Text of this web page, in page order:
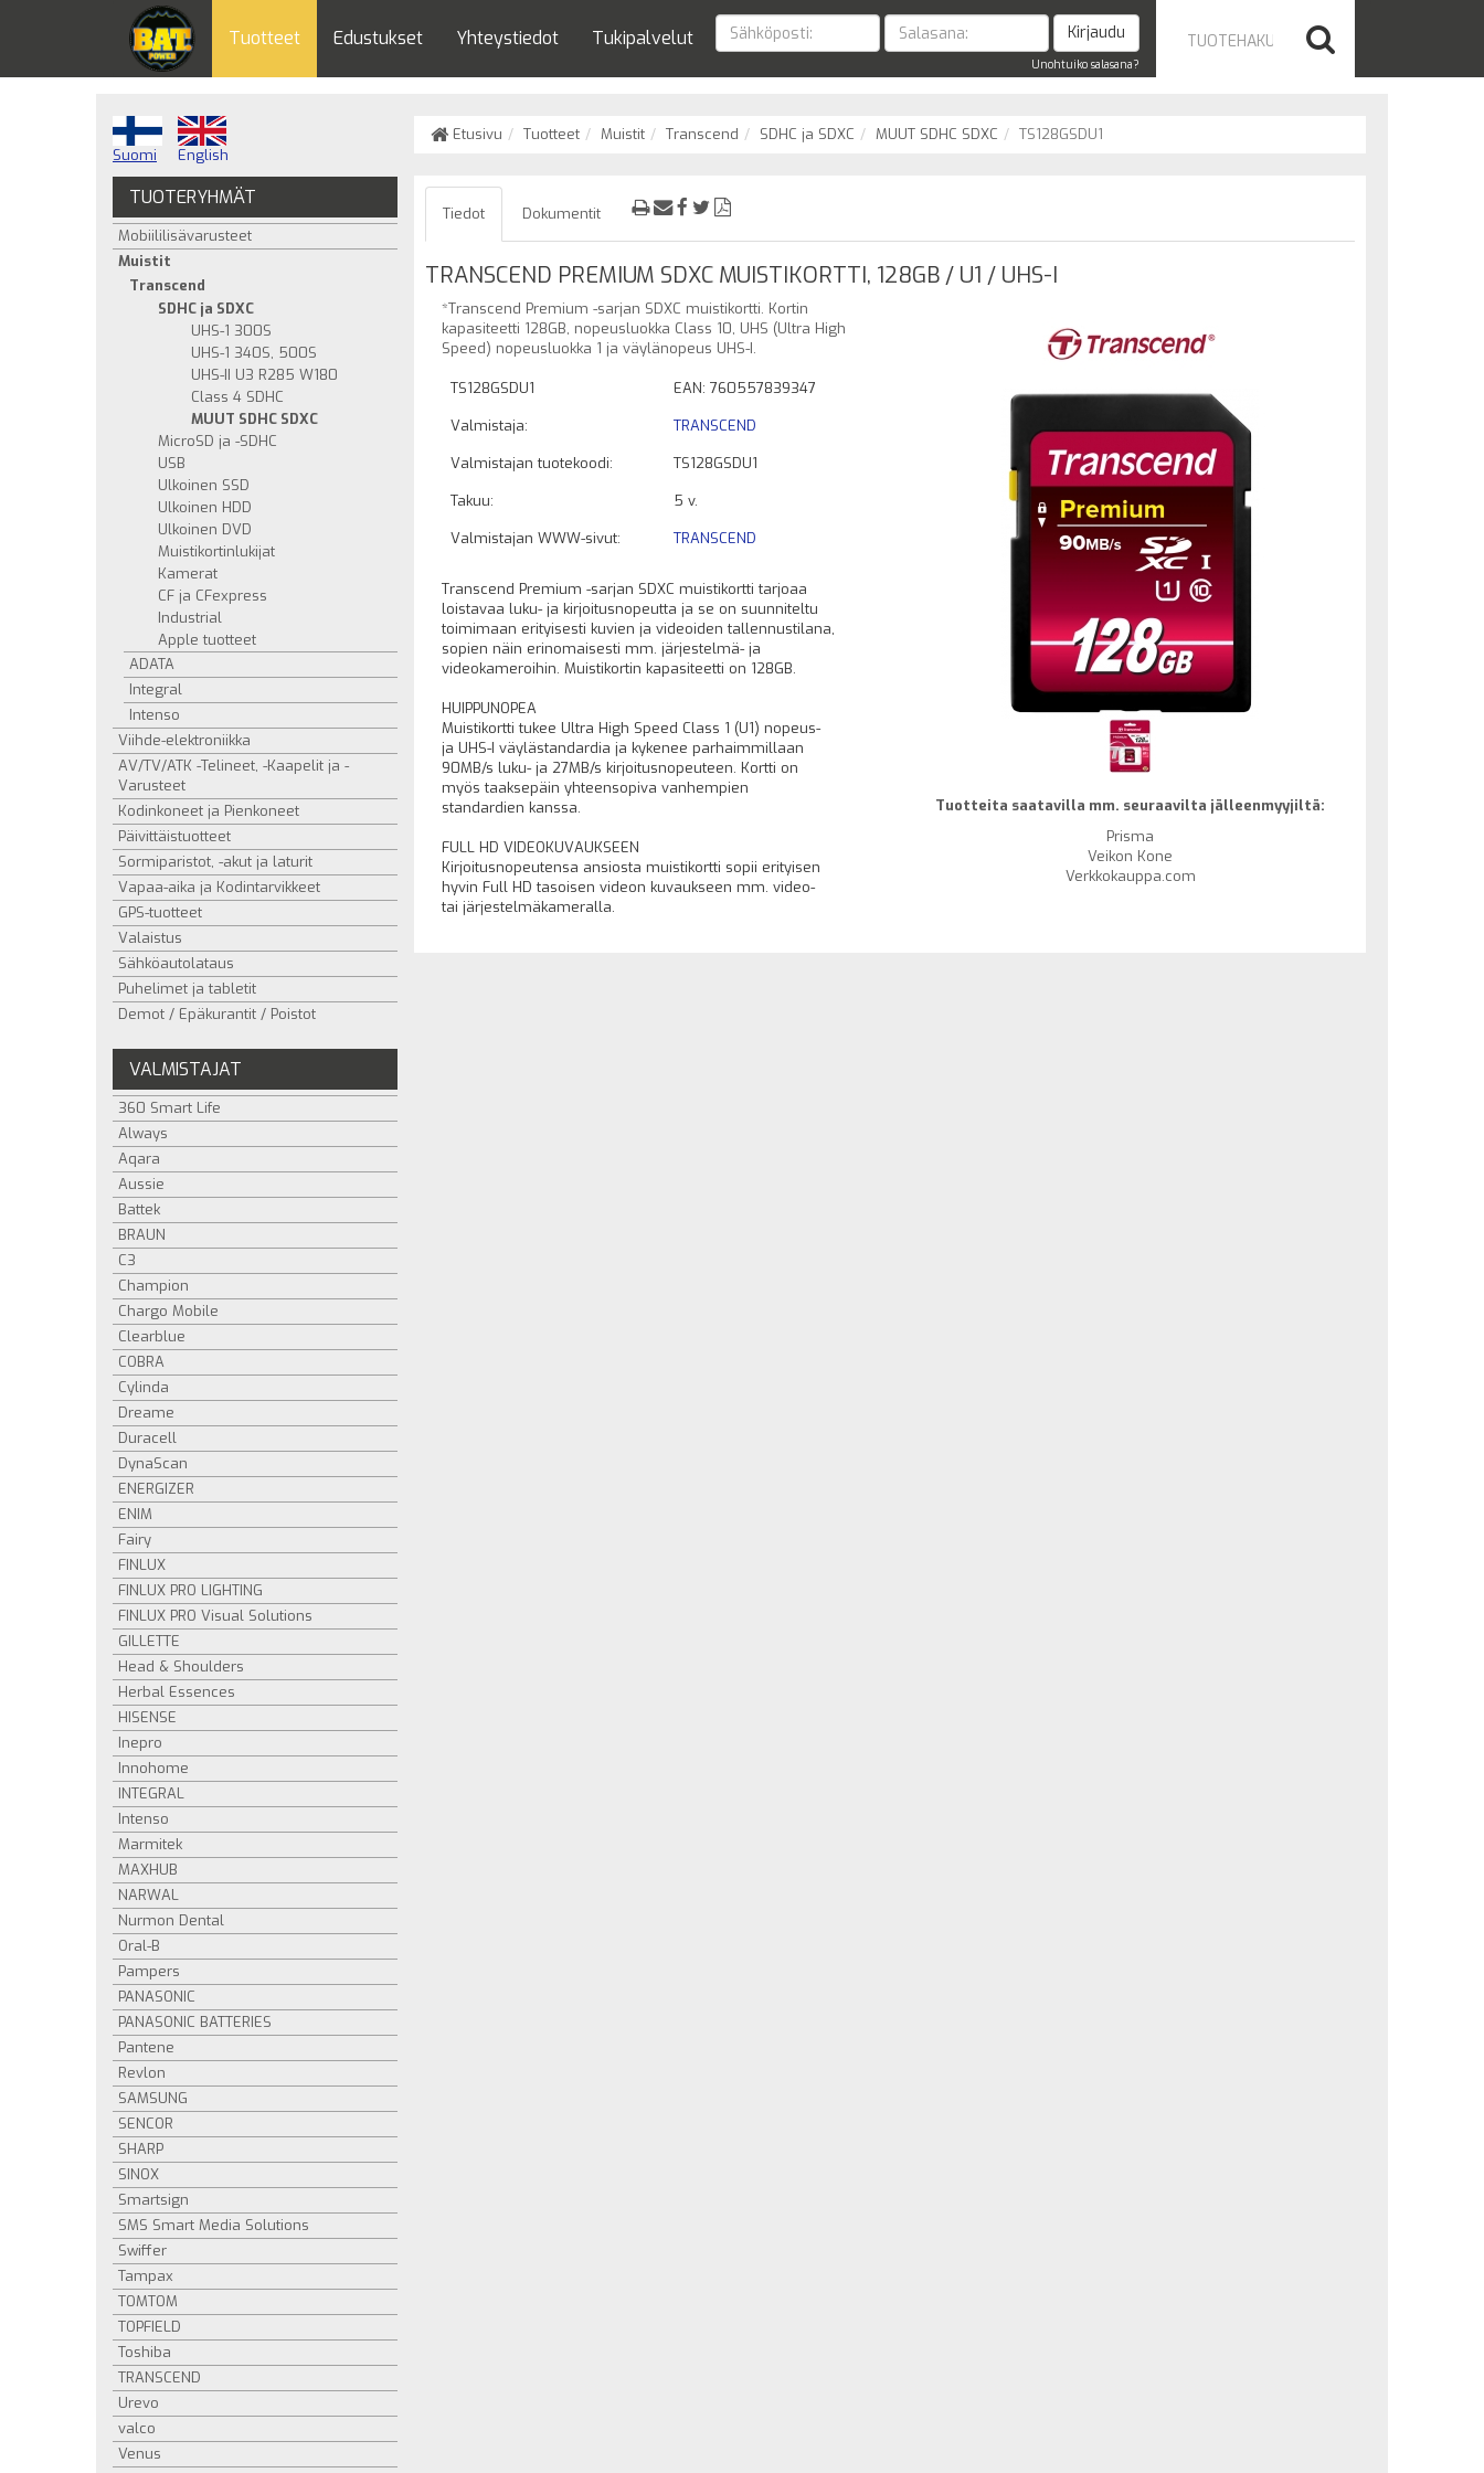
Tuotteet Edustukset Yhteystiedot Tukipalvelut
Unohtuiko salasana?
Etusivu Tuotteet Muistit Transcend SDHC ja SDXC MUUT SDHC SDXC TS128GSDU1
Tiedot Dokumentit
TRANSCEND PREMIUM SDXC MUISTIKORTTI, 128GB / U1 / UHS-I
Tuotteita saatavilla mm. seuraavilta jälleenmyyjiltä:
Prisma
Veikon Kone
Verkkokauppa.com
*Transcend Premium -sarjan SDXC muistikortti. Kortin
kapasiteetti 128GB, nopeusluokka Class 10, UHS (Ultra High
Speed) nopeusluokka 1 ja väylänopeus UHS-I.
TS128GSDU1
EAN: 760557839347
Valmistaja:
TRANSCEND
Valmistajan tuotekoodi:
TS128GSDU1
Takuu:
5 v.
Valmistajan WWW-sivut:
TRANSCEND
Transcend Premium -sarjan SDXC muistikortti tarjoaa
loistavaa luku- ja kirjoitusnopeutta ja se on suunniteltu
toimimaan erityisesti kuvien ja videoiden tallennustilana,
sopien näin erinomaisesti mm. järjestelmä- ja
videokameroihin. Muistikortin kapasiteetti on 128GB.
HUIPPUNOPEA
Muistikortti tukee Ultra High Speed Class 1 (U1) nopeus-
ja UHS-I väylästandardia ja kykenee parhaimmillaan
90MB/s luku- ja 27MB/s kirjoitusnopeuteen. Kortti on
myös taaksepäin yhteensopiva vanhempien
standardien kanssa.
FULL HD VIDEOKUVAUKSEEN
Kirjoitusnopeutensa ansiosta muistikortti sopii erityisen
hyvin Full HD tasoisen videon kuvaukseen mm. video-
tai järjestelmäkameralla.
Suomi English
TUOTERYHMÄT
Mobiililisävarusteet
Muistit
Transcend
SDHC ja SDXC
UHS-1 300S
UHS-1 340S, 500S
UHS-II U3 R285 W180
Class 4 SDHC
MUUT SDHC SDXC
MicroSD ja -SDHC
USB
Ulkoinen SSD
Ulkoinen HDD
Ulkoinen DVD
Muistikortinlukijat
Kamerat
CF ja CFexpress
Industrial
Apple tuotteet
ADATA
Integral
Intenso
Viihde-elektroniikka
AV/TV/ATK -Telineet, -Kaapelit ja -
Varusteet
Kodinkoneet ja Pienkoneet
Päivittäistuotteet
Sormiparistot, -akut ja laturit
Vapaa-aika ja Kodintarvikkeet
GPS-tuotteet
Valaistus
Sähköautolataus
Puhelimet ja tabletit
Demot / Epäkurantit / Poistot
VALMISTAJAT
360 Smart Life
Always
Aqara
Aussie
Battek
BRAUN
C3
Champion
Chargo Mobile
Clearblue
COBRA
Cylinda
Dreame
Duracell
DynaScan
ENERGIZER
ENIM
Fairy
FINLUX
FINLUX PRO LIGHTING
FINLUX PRO Visual Solutions
GILLETTE
Head & Shoulders
Herbal Essences
HISENSE
Inepro
Innohome
INTEGRAL
Intenso
Marmitek
MAXHUB
NARWAL
Nurmon Dental
Oral-B
Pampers
PANASONIC
PANASONIC BATTERIES
Pantene
Revlon
SAMSUNG
SENCOR
SHARP
SINOX
Smartsign
SMS Smart Media Solutions
Swiffer
Tampax
TOMTOM
TOPFIELD
Toshiba
TRANSCEND
Urevo
valco
Venus